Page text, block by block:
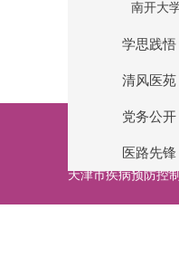
南开大
学思践悟
清风医苑
党务公开
医路先锋
天津市疾病预防控